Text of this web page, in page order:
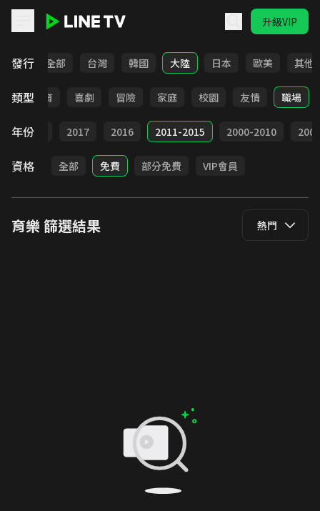
升級VIP
發行 全部 台灣 韓國 大陸 日本 歐美 其他
類型教育 喜劇 冒險 家庭 校園 友情 職場
年份
2018 2017 2016 2011-2015 2000-2010
資格 全部 免費 部分免費 VIP會員
育樂篩選結果 熱門